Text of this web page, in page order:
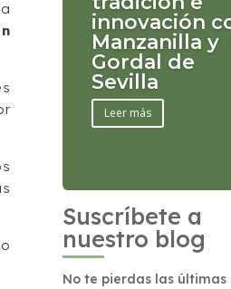
innovación
Manzanilla y
Gordal de
Sevilla
Leer más
Suscríbete a
nuestro blog
No te pierdas las últimas